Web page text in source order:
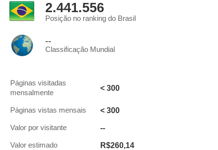
2.441.556
Posição no ranking do Brasil
--
Classificação Mundial
Páginas visitadas
mensalmente
< 300
Páginas vistas mensais < 300
Valor por visitante --
Valor estimado R$260,14